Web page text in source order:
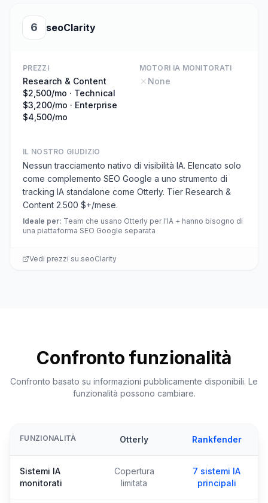
6 seoClarity
PREZZI
Research & Content
$2,500/mo · Technical
$3,200/mo · Enterprise
$4,500/mo
MOTORI IA MONITORATI
None
IL NOSTRO GIUDIZIO
Nessun tracciamento nativo di visibilità IA. Elencato solo
come complemento SEO Google a uno strumento di
tracking IA standalone come Otterly. Tier Research &
Content 2.500 $+/mese.
Ideale per: Team che usano Otterly per l'IA + hanno bisogno di
una piattaforma SEO Google separata
Vedi prezzi su seoClarity
Confronto funzionalità
Confronto basato su informazioni pubblicamente disponibili. Le
funzionalità possono cambiare.
FUNZIONALITÀ Otterly Rankfender
Sistemi IA
monitorati
Copertura
limitata
7 sistemi IA
principali